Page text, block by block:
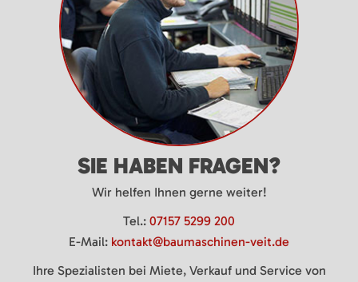
SIE HABEN FRAGEN?
Wir helfen Ihnen gerne weiter!
Tel.: 07157 5299 200
E-Mail: kontakt@baumaschinen-veit.de
Ihre Spezialisten bei Miete, Verkauf und Service von